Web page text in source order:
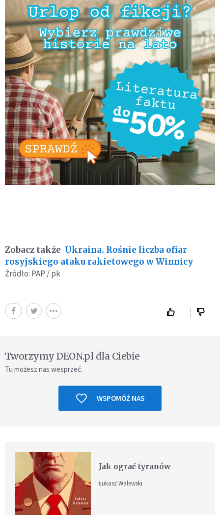
Zobacz także Ukraina. Rośnie liczba ofiar
rosyjskiego ataku rakietowego w Winnicy
Źródło: PAP / pk
Tworzymy DEON.pl dla Ciebie
Tu możesz nas wesprzeć.
WSPOMÓŻ NAS
Jak ograć tyranów
Łukasz Walewski